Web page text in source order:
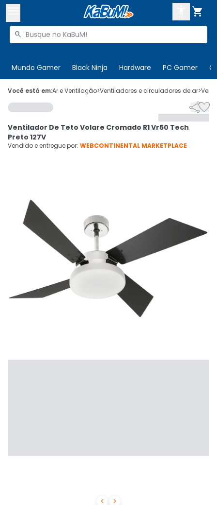

Buscar produtos

Mundo Gamer Black Ninja Hardware PC Gamer
 Olá. Acesse sua conta
 Departamentos
Cupons
CADASTRE-SE
Você está em:Ar e Ventilação>Ventiladores e circuladores de ar>
 

Ventilador De Teto Volare Cromado R1 Vr50 Tech
Preto 127V
Vendido e entregue por: WEBCONTINENTAL MARKETPLACE